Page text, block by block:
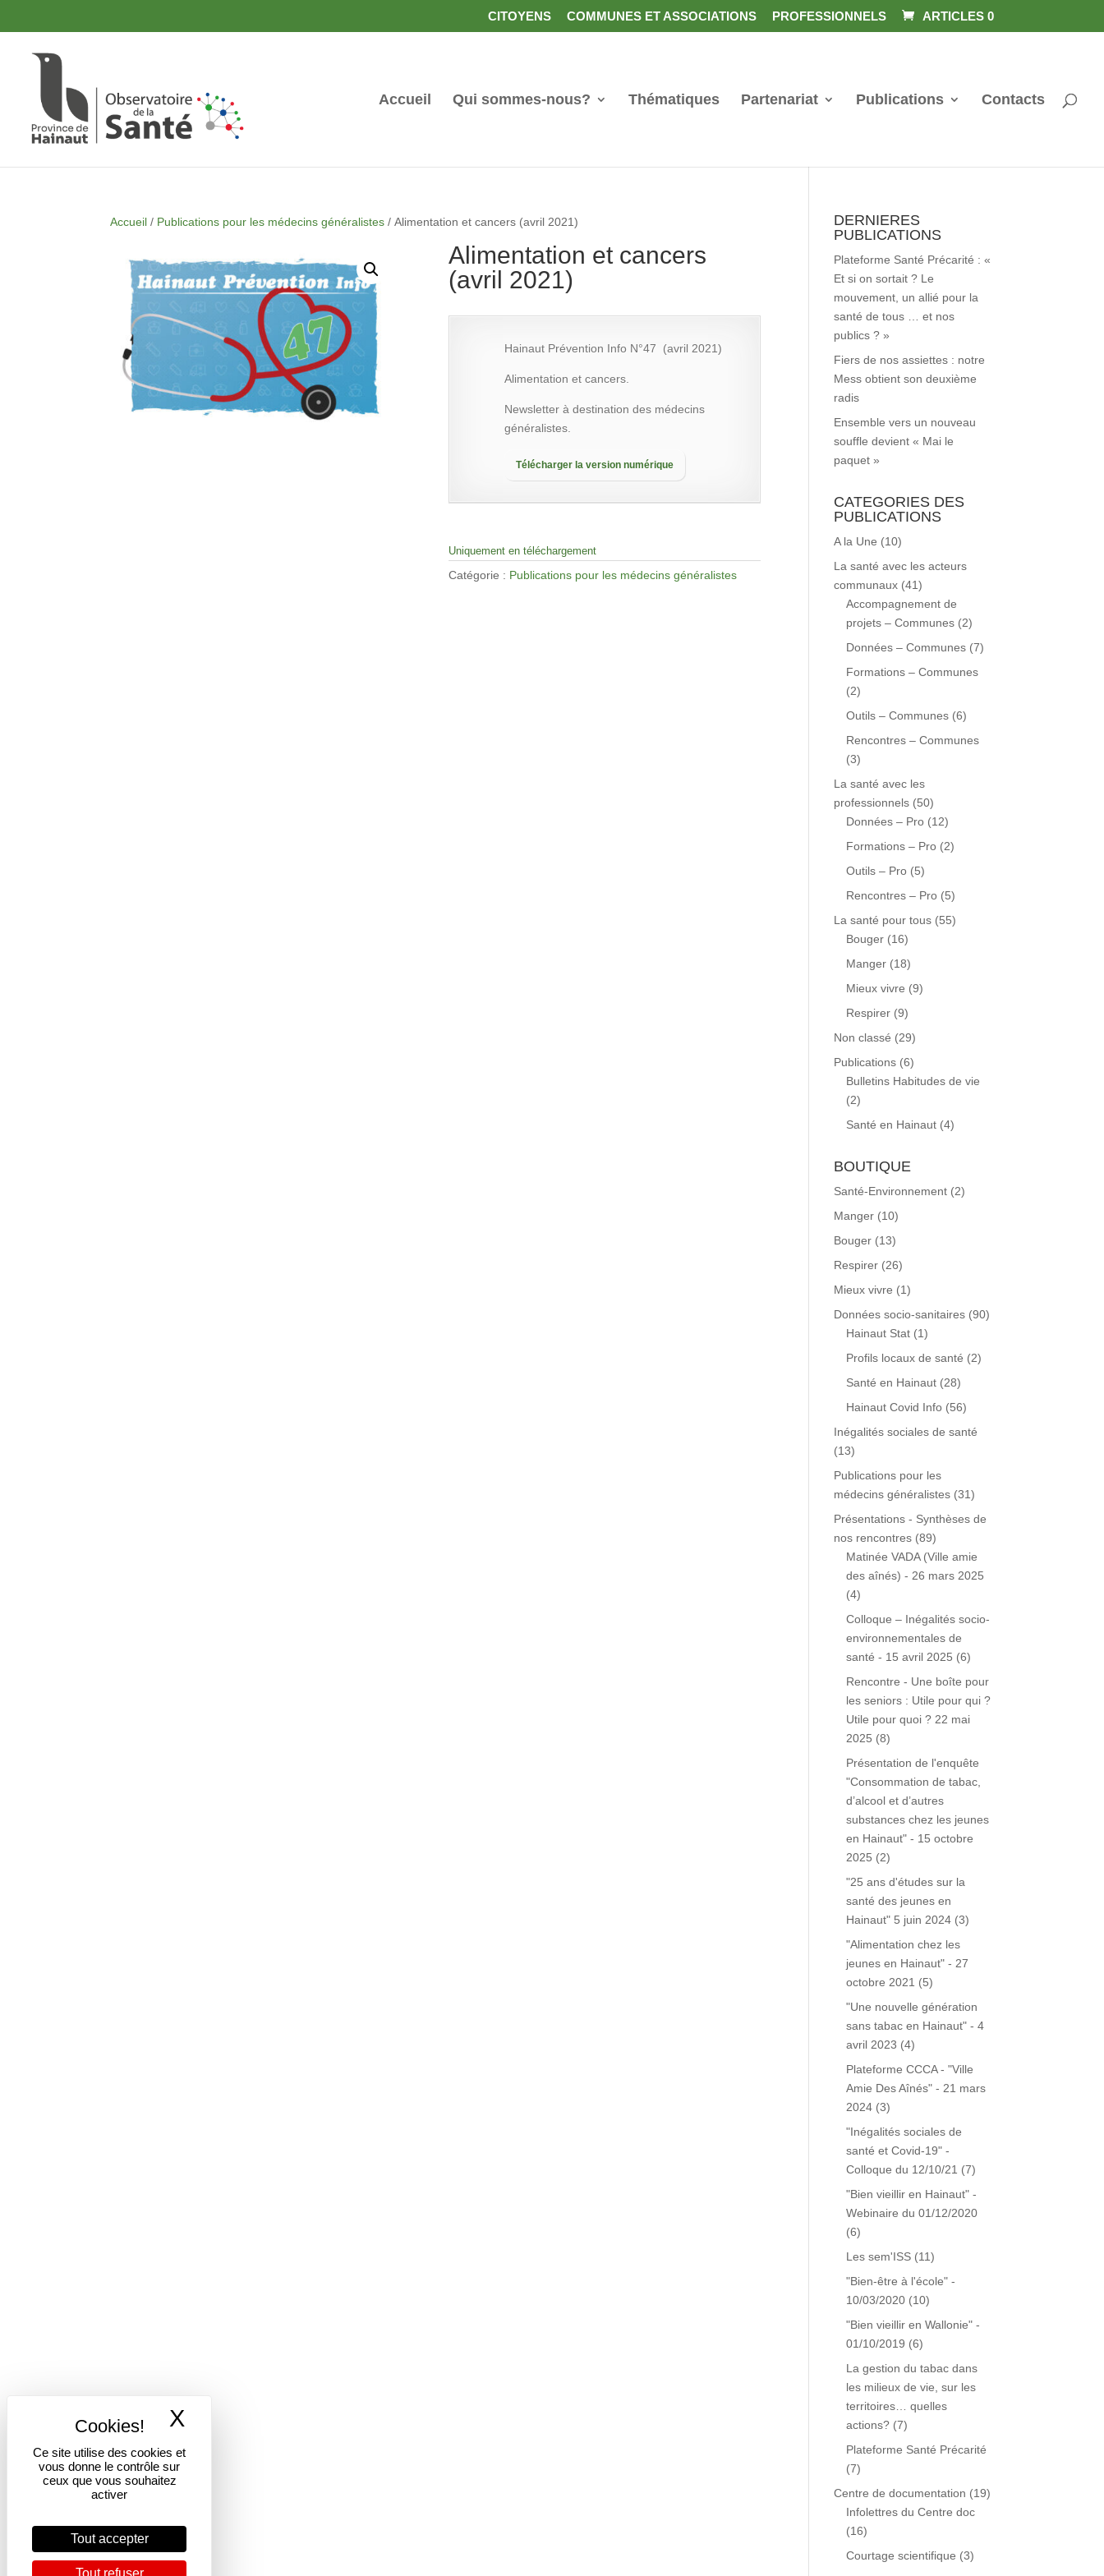
Ce site utilise des cookies et
vous donne le contrôle sur
ceux que vous souhaitez
activer
Tout accepter
Tout refuser
X
content
CITOYENS COMMUNES ET ASSOCIATIONS PROFESSIONNELS ARTICLES 0
Accueil Qui sommes-nous? Thématiques Partenariat Publications Contacts
Accueil / Publications pour les médecins généralistes / Alimentation et cancers (avril 2021)
Alimentation et cancers
(avril 2021)
Hainaut Prévention Info N°47 (avril 2021)
Alimentation et cancers.
Newsletter à destination des médecins
généralistes.
Télécharger la version numérique
Uniquement en téléchargement
Catégorie : Publications pour les médecins généralistes
DERNIERES
PUBLICATIONS
Plateforme Santé Précarité : «
Et si on sortait ? Le
mouvement, un allié pour la
santé de tous … et nos
publics ? »
Fiers de nos assiettes : notre
Mess obtient son deuxième
radis
Ensemble vers un nouveau
souffle devient « Mai le
paquet »
CATEGORIES DES
PUBLICATIONS
A la Une (10)
La santé avec les acteurs
communaux (41)
Accompagnement de
projets – Communes (2)
Données – Communes (7)
Formations – Communes
(2)
Outils – Communes (6)
Rencontres – Communes
(3)
La santé avec les
professionnels (50)
Données – Pro (12)
Formations – Pro (2)
Outils – Pro (5)
Rencontres – Pro (5)
La santé pour tous (55)
Bouger (16)
Manger (18)
Mieux vivre (9)
Respirer (9)
Non classé (29)
Publications (6)
Bulletins Habitudes de vie
(2)
Santé en Hainaut (4)
BOUTIQUE
Santé-Environnement (2)
Manger (10)
Bouger (13)
Respirer (26)
Mieux vivre (1)
Données socio-sanitaires (90)
Hainaut Stat (1)
Profils locaux de santé (2)
Santé en Hainaut (28)
Hainaut Covid Info (56)
Inégalités sociales de santé
(13)
Publications pour les
médecins généralistes (31)
Présentations - Synthèses de
nos rencontres (89)
Matinée VADA (Ville amie
des aînés) - 26 mars 2025
(4)
Colloque – Inégalités socio-
environnementales de
santé - 15 avril 2025 (6)
Rencontre - Une boîte pour
les seniors : Utile pour qui ?
Utile pour quoi ? 22 mai
2025 (8)
Présentation de l'enquête
"Consommation de tabac,
d’alcool et d’autres
substances chez les jeunes
en Hainaut" - 15 octobre
2025 (2)
"25 ans d'études sur la
santé des jeunes en
Hainaut" 5 juin 2024 (3)
"Alimentation chez les
jeunes en Hainaut" - 27
octobre 2021 (5)
"Une nouvelle génération
sans tabac en Hainaut" - 4
avril 2023 (4)
Plateforme CCCA - "Ville
Amie Des Aînés" - 21 mars
2024 (3)
"Inégalités sociales de
santé et Covid-19" -
Colloque du 12/10/21 (7)
"Bien vieillir en Hainaut" -
Webinaire du 01/12/2020
(6)
Les sem'ISS (11)
"Bien-être à l'école" -
10/03/2020 (10)
"Bien vieillir en Wallonie" -
01/10/2019 (6)
La gestion du tabac dans
les milieux de vie, sur les
territoires… quelles
actions? (7)
Plateforme Santé Précarité
(7)
Centre de documentation (19)
Infolettres du Centre doc
(16)
Courtage scientifique (3)